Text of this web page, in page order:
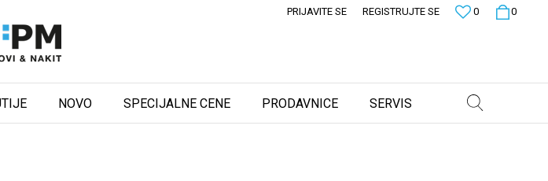
0
0
PRIJAVITE SE REGISTRUJTE SE
NOVO SPECIJALNE CENE PRODAVNICE SERVIS